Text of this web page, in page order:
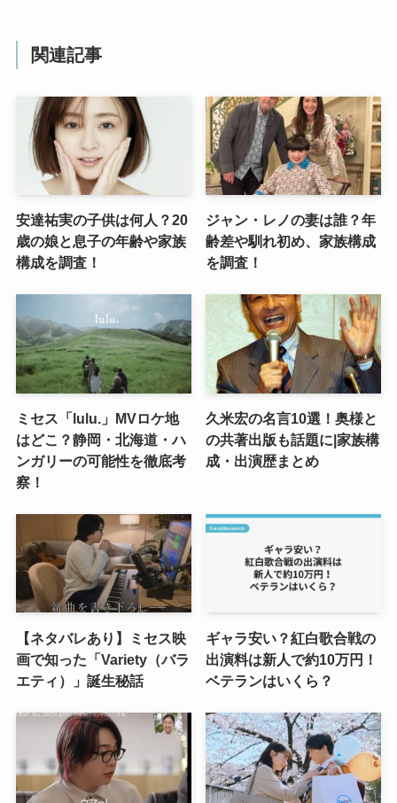
関連記事
安達祐実の子供は何人？20
歳の娘と息子の年齢や家族
構成を調査！
ジャン・レノの妻は誰？年
齢差や馴れ初め、家族構成
を調査！
ミセス「lulu.」MVロケ地
はどこ？静岡・北海道・ハ
ンガリーの可能性を徹底考
察！
久米宏の名言10選！奥様と
の共著出版も話題に|家族構
成・出演歴まとめ
【ネタバレあり】ミセス映
画で知った「Variety（バラ
エティ）」誕生秘話
ギャラ安い？紅白歌合戦の
出演料は新人で約10万円！
ベテランはいくら？